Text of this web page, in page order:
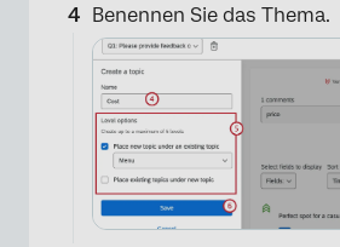
Benennen Sie das Thema.